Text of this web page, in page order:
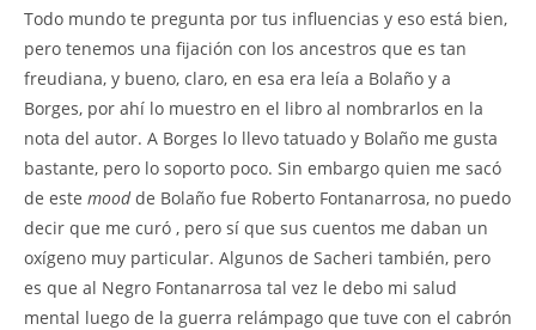
Todo mundo te pregunta por tus influencias y eso está bien,
pero tenemos una fijación con los ancestros que es tan
freudiana, y bueno, claro, en esa era leía a Bolaño y a
Borges, por ahí lo muestro en el libro al nombrarlos en la
nota del autor. A Borges lo llevo tatuado y Bolaño me gusta
bastante, pero lo soporto poco. Sin embargo quien me sacó
de este moodde Bolaño fue Roberto Fontanarrosa, no puedo
decir que me curó , pero sí que sus cuentos me daban un
oxígeno muy particular. Algunos de Sacheri también, pero
es que al Negro Fontanarrosa tal vez le debo mi salud
mental luego de la guerra relámpago que tuve con el cabrón